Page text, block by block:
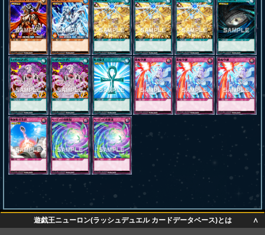
遊戯王ニューロン(ラッシュデュエル カードデータベース)とは ∧